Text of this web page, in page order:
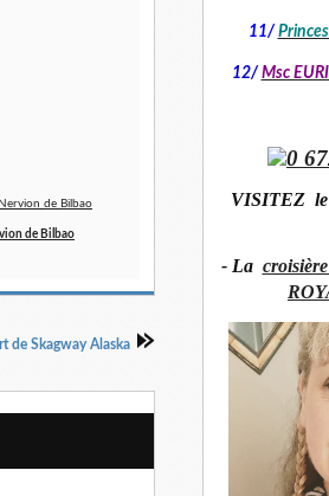
de Bilbao
de Skagway Alaska
11/
12/ Msc
VISITEZ le
- La